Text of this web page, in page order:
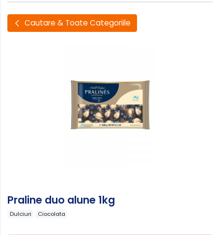
Cautare & Toate Categoriile
Praline duo alune 1kg
Dulciuri Ciocolata